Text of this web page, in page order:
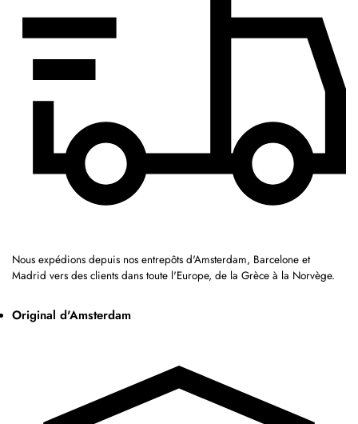
Nous expédions depuis nos entrepôts d'Amsterdam, Barcelone et
Madrid vers des clients dans toute l'Europe, de la Grèce à la Norvège.
Original d'Amsterdam